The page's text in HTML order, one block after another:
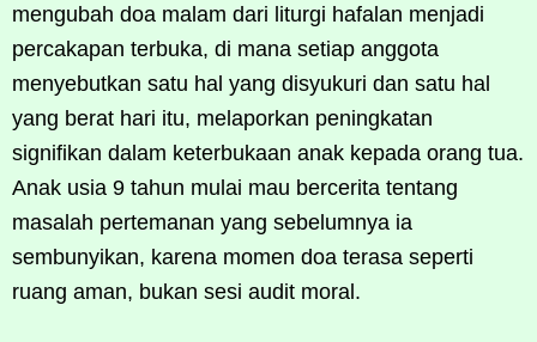
mengubah doa malam dari liturgi hafalan menjadi
percakapan terbuka, di mana setiap anggota
menyebutkan satu hal yang disyukuri dan satu hal
yang berat hari itu, melaporkan peningkatan
signifikan dalam keterbukaan anak kepada orang tua.
Anak usia 9 tahun mulai mau bercerita tentang
masalah pertemanan yang sebelumnya ia
sembunyikan, karena momen doa terasa seperti
ruang aman, bukan sesi audit moral.